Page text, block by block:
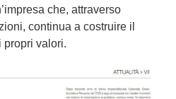
che, attraverso
continua a costruire il
propri valori.